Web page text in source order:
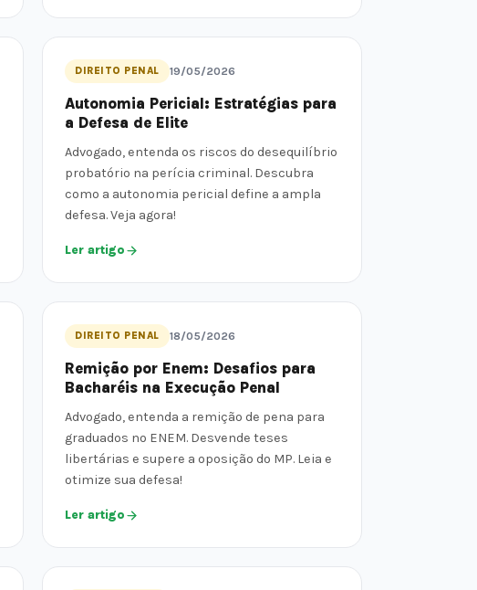
DIREITO PENAL 19/05/2026
Autonomia Pericial: Estratégias para
a Defesa de Elite
Advogado, entenda os riscos do desequilíbrio
probatório na perícia criminal. Descubra
como a autonomia pericial define a ampla
defesa. Veja agora!
Ler artigo
DIREITO PENAL 18/05/2026
Remição por Enem: Desafios para
Bacharéis na Execução Penal
Advogado, entenda a remição de pena para
graduados no ENEM. Desvende teses
libertárias e supere a oposição do MP. Leia e
otimize sua defesa!
Ler artigo